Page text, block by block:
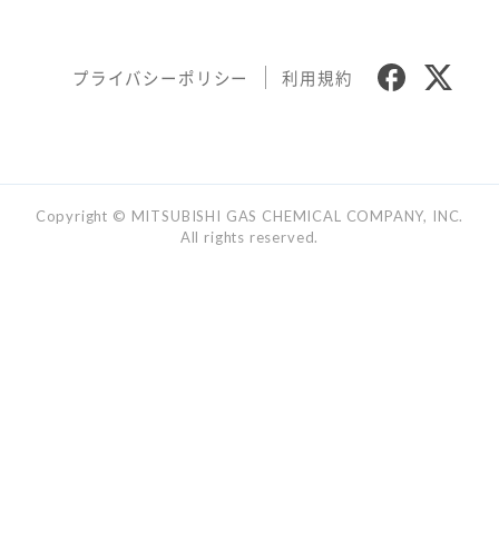
プライバシーポリシー 利用規約
Copyright © MITSUBISHI GAS CHEMICAL COMPANY, INC.
All rights reserved.